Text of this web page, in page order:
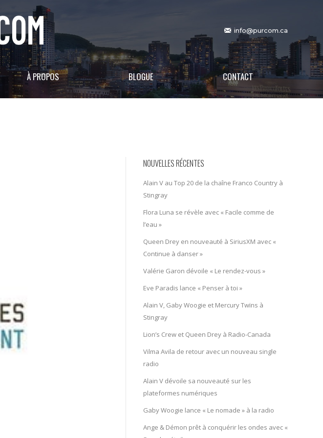
info@purcom.ca
À PROPOS BLOGUE CONTACT
NOUVELLES RÉCENTES
Alain V au Top 20 de la chaîne Franco Country à
Stingray
Flora Luna se révèle avec « Facile comme de
l’eau »
Queen Drey en nouveauté à SiriusXM avec «
Continue à danser »
Valérie Garon dévoile « Le rendez-vous »
Eve Paradis lance « Penser à toi »
Alain V, Gaby Woogie et Mercury Twïns à
Stingray
Lion’s Crew et Queen Drey à Radio-Canada
Vilma Avila de retour avec un nouveau single
radio
Alain V dévoile sa nouveauté sur les
plateformes numériques
Gaby Woogie lance « Le nomade » à la radio
Ange & Démon prêt à conquérir les ondes avec «